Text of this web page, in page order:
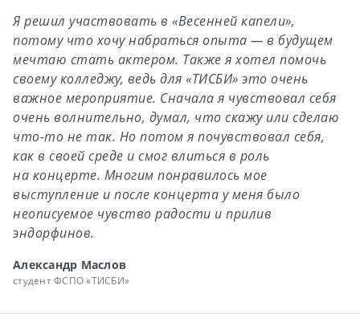
Я решил участвовать в «Весенней капели»,
потому что хочу набраться опыта — в будущем
мечтаю стать актером. Также я хотел помочь
своему колледжу, ведь для «ТИСБИ» это очень
важное мероприятие. Сначала я чувствовал себя
очень волнительно, думал, что скажу или сделаю
что-то не так. Но потом я почувствовал себя,
как в своей среде и смог влиться в роль
на концерте. Многим понравилось мое
выступление и после концерта у меня было
неописуемое чувство радости и прилив
эндорфинов.
Александр Маслов
студент ФСПО «ТИСБИ»